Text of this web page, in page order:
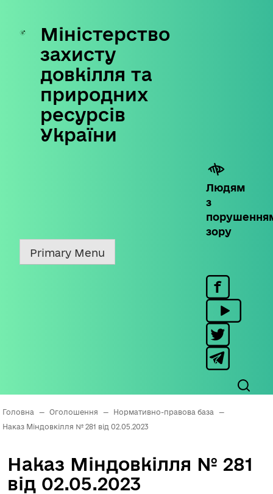
Skip
content
Міністерство
захисту
довкілля та
природних
ресурсів
України
Людям
з
зору
Primary Menu
Головна — Оголошення — Нормативно-правова база
—
Наказ Міндовкілля № 281 від 02.05.2023
Наказ Міндовкілля № 281
від 02.05.2023